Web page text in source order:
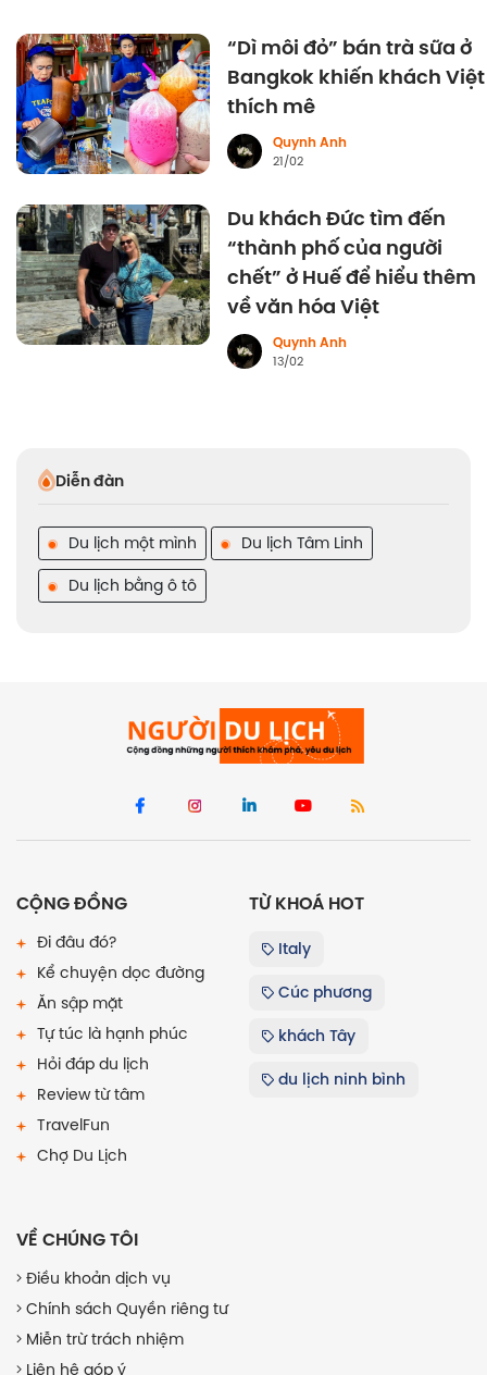
“Dì môi đỏ” bán trà sữa ở
Bangkok khiến khách Việt
thích mê
Quynh Anh
21/02
Du khách Đức tìm đến
“thành phố của người
chết” ở Huế để hiểu thêm
về văn hóa Việt
Quynh Anh
13/02
Diễn đàn
Du lịch một mình
Du lịch Tâm Linh
Du lịch bằng ô tô
CỘNG ĐỒNG
Đi đâu đó?
Kể chuyện dọc đường
Ăn sập mặt
Tự túc là hạnh phúc
Hỏi đáp du lịch
Review từ tâm
TravelFun
Chợ Du Lịch
TỪ KHOÁ HOT
Italy
Cúc phương
khách Tây
du lịch ninh bình
VỀ CHÚNG TÔI
Điều khoản dịch vụ
Chính sách Quyền riêng tư
Miễn trừ trách nhiệm
Liên hệ góp ý